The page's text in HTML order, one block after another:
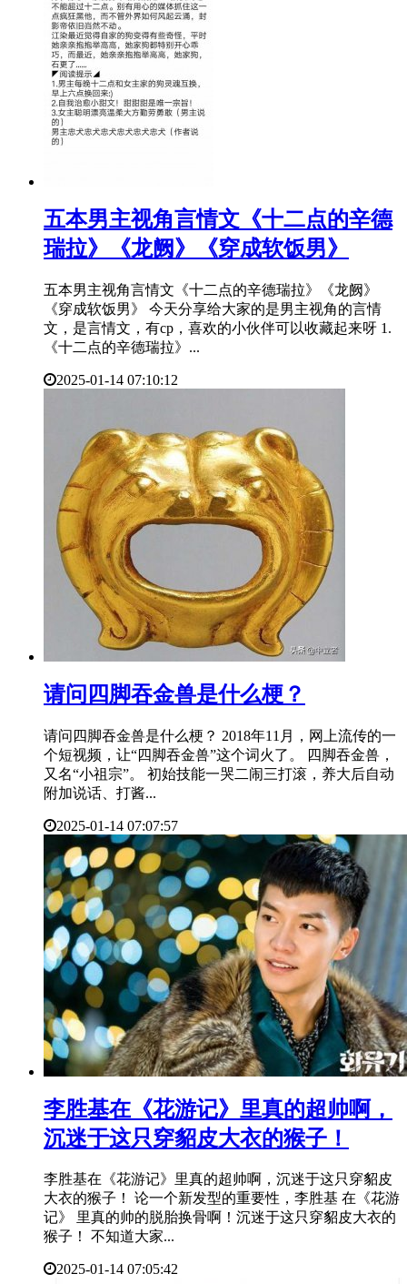
​五本男主视角言情文《十二点的辛德
瑞拉》《龙阙》《穿成软饭男》
五本男主视角言情文《十二点的辛德瑞拉》《龙阙》
《穿成软饭男》 今天分享给大家的是男主视角的言情
文，是言情文，有cp，喜欢的小伙伴可以收藏起来呀 1.
《十二点的辛德瑞拉》...
2025-01-14 07:10:12
​请问四脚吞金兽是什么梗？
请问四脚吞金兽是什么梗？ 2018年11月，网上流传的一
个短视频，让“四脚吞金兽”这个词火了。 四脚吞金兽，
又名“小祖宗”。 初始技能一哭二闹三打滚，养大后自动
附加说话、打酱...
2025-01-14 07:07:57
​李胜基在《花游记》里真的超帅啊，
沉迷于这只穿貂皮大衣的猴子！
李胜基在《花游记》里真的超帅啊，沉迷于这只穿貂皮
大衣的猴子！ 论一个新发型的重要性，李胜基 在《花游
记》 里真的帅的脱胎换骨啊！沉迷于这只穿貂皮大衣的
猴子！ 不知道大家...
2025-01-14 07:05:42